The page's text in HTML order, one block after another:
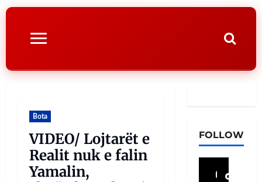
Bota
VIDEO/ Lojtarët e
Realit nuk e falin
Yamalin,
FOLLOW